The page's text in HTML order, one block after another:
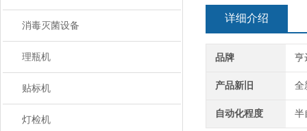
消毒灭菌设备
理瓶机
贴标机
灯检机
详细介绍
品牌 亨
产品新旧 全
自动化程度 半